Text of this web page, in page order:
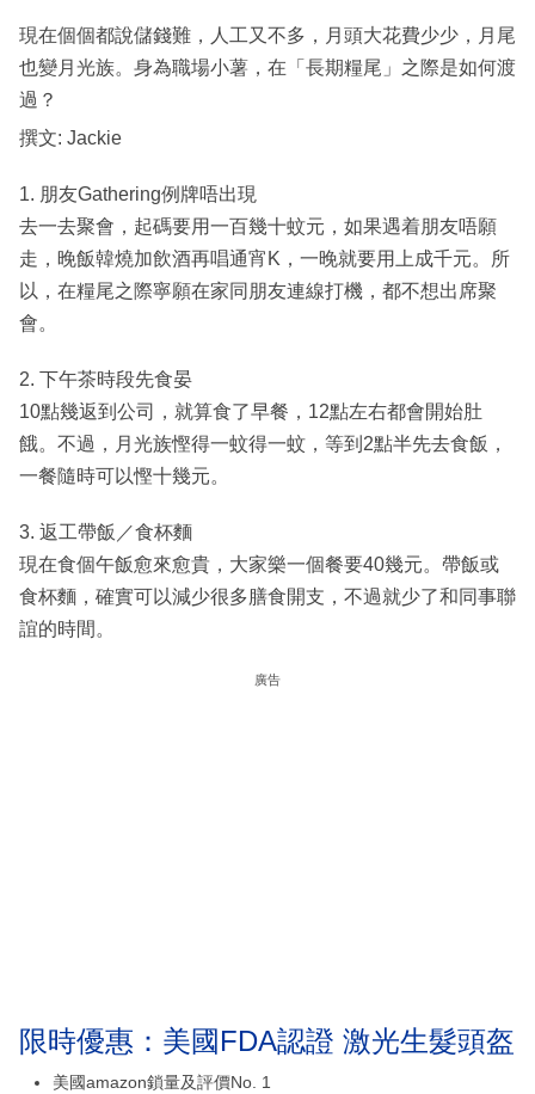
閱
專
現在個個都說儲錢難，人工又不多，月頭大花費少少，月尾
也變月光族。身為職場小薯，在「長期糧尾」之際是如何渡
過？
撰文: Jackie
1. 朋友Gathering例牌唔出現
去一去聚會，起碼要用一百幾十蚊元，如果遇着朋友唔願
走，晚飯韓燒加飲酒再唱通宵K，一晚就要用上成千元。所
以，在糧尾之際寧願在家同朋友連線打機，都不想出席聚
會。
2. 下午茶時段先食晏
10點幾返到公司，就算食了早餐，12點左右都會開始肚
餓。不過，月光族慳得一蚊得一蚊，等到2點半先去食飯，
一餐隨時可以慳十幾元。
3. 返工帶飯／食杯麵
現在食個午飯愈來愈貴，大家樂一個餐要40幾元。帶飯或
食杯麵，確實可以減少很多膳食開支，不過就少了和同事聯
誼的時間。
廣告
限時優惠：美國FDA認證 激光生髮頭盔
美國amazon鎖量及評價No. 1